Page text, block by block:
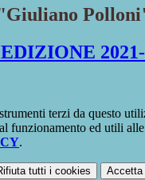
terzi da questo
funzionamento ed utili
.
tutti i cookies Accetta